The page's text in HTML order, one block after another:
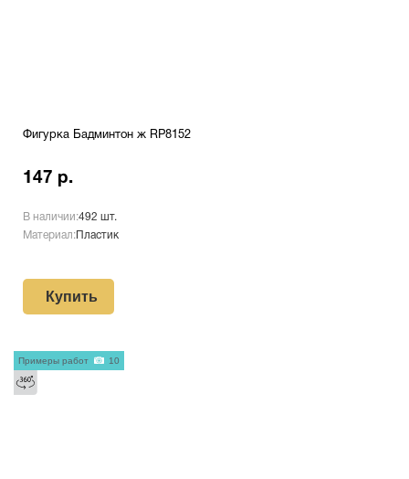
Фигурка Бадминтон ж RP8152
147 р.
В наличии:492 шт.
Материал: Пластик
Купить
Примеры работ 10